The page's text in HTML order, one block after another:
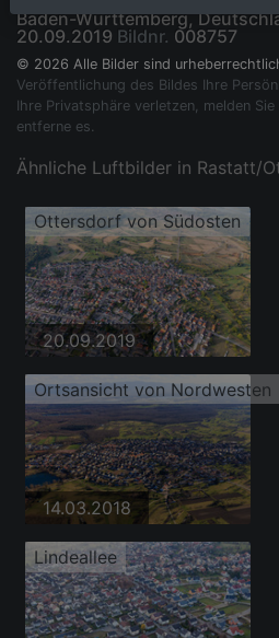
Baden-Württemberg,
20.09.2019 Bildnr. 008757
© 2026 Alle Bilder sind
Veröffentlichung des Bildes Ihre
Ihre Privatsphäre verletzen, melden
entferne es.
Ähnliche Luftbilder in Rastatt/
Ottersdorf von Südosten
20.09.2019
Ortsansicht von Nordwesten
14.03.2018
Lindeallee